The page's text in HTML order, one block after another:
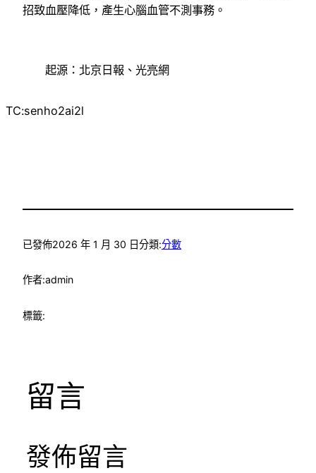
招致血壓降低，產生心腦血管不測事務。
起源：北京日報、光亮網
TC:senho2ai2l
已發佈2026 年 1 月 30 日分類:分數
作者:admin
標籤:
留言
發佈留言